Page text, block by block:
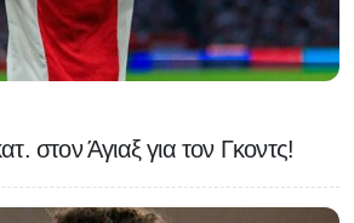
στον Άγιαξ για τον Γκοντς!